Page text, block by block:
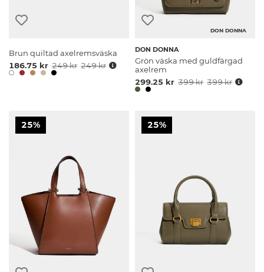
Brun quiltad axelremsväska
186.75 kr 249 kr 249 kr
DON DONNA
DON DONNA
Grön väska med guldfärgad
axelrem
299.25 kr 399 kr 399 kr
25% 25%